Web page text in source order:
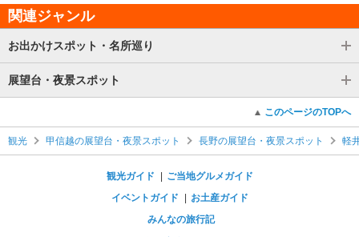
関連ジャンル
お出かけスポット・名所巡り
展望台・夜景スポット
このページのTOPへ
観光 甲信越の展望台・夜景スポット 長野の展望台・夜景スポット 軽
観光ガイド
ご当地グルメガイド
イベントガイド
お土産ガイド
みんなの旅行記